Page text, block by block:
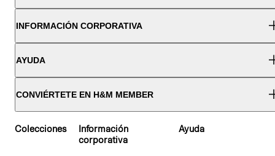
INFORMACIÓN CORPORATIVA
AYUDA
CONVIÉRTETE EN H&M MEMBER
Colecciones
Información
corporativa
Ayuda